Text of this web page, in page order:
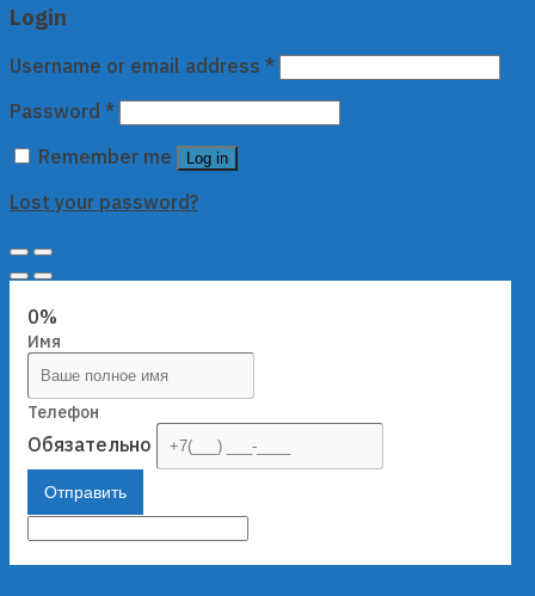
Login
Username or email address *
Password *
Remember me
Log in
Lost your password?
0%
Имя
Телефон
Обязательно
Отправить